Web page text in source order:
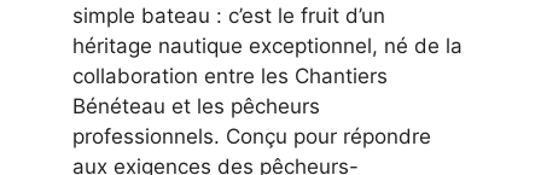
simple bateau : c’est le fruit d’un
héritage nautique exceptionnel, né de la
collaboration entre les Chantiers
Bénéteau et les pêcheurs
professionnels. Conçu pour répondre
aux exigences des pêcheurs-